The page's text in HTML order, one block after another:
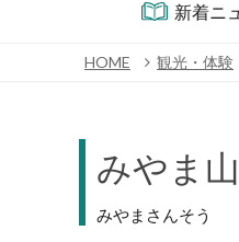
新着ニ
HOME 観光・体験
みやま
みやまさんそう